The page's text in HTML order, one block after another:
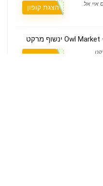
הצגת קופון
הצגת קופון